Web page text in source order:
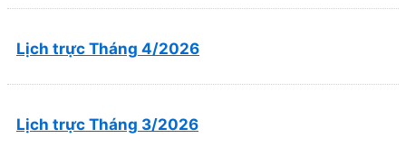
Lịch trực Tháng 4/2026
Lịch trực Tháng 3/2026